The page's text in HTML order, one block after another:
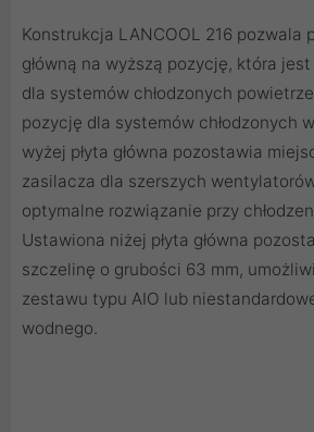
Konstrukcja LANCOOL 216 pozwala
główną na wyższą pozycję, która
dla systemów chłodzonych
pozycję dla systemów chłodzonych
wyżej płyta główna pozostawia
zasilacza dla szerszych
optymalne rozwiązanie przy
Ustawiona niżej płyta główna
szczelinę o grubości 63 mm,
zestawu typu AIO lub
wodnego.